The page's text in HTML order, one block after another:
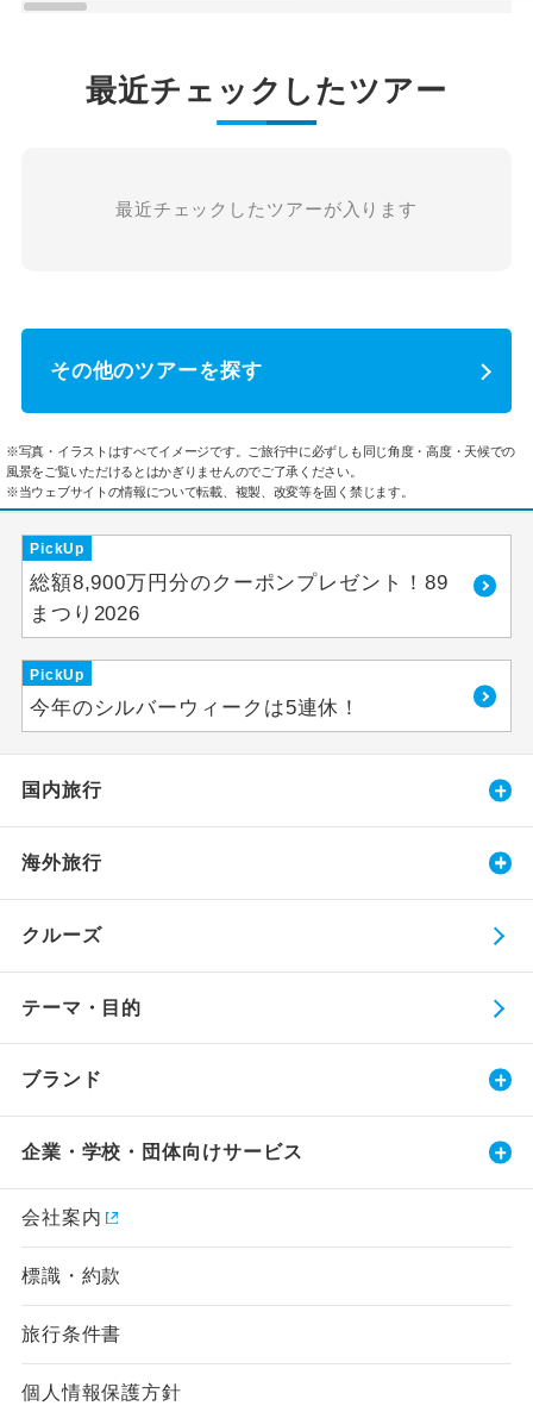
最近チェックしたツアー
最近チェックしたツアーが入ります
その他のツアーを探す
※写真・イラストはすべてイメージです。ご旅行中に必ずしも同じ角度・高度・天候での
風景をご覧いただけるとはかぎりませんのでご了承ください。
※当ウェブサイトの情報について転載、複製、改変等を固く禁じます。
PickUp
総額8,900万円分のクーポンプレゼント！89
まつり2026
PickUp
今年のシルバーウィークは5連休！
国内旅行
海外旅行
クルーズ
テーマ・目的
ブランド
企業・学校・団体向けサービス
会社案内
標識・約款
旅行条件書
個人情報保護方針